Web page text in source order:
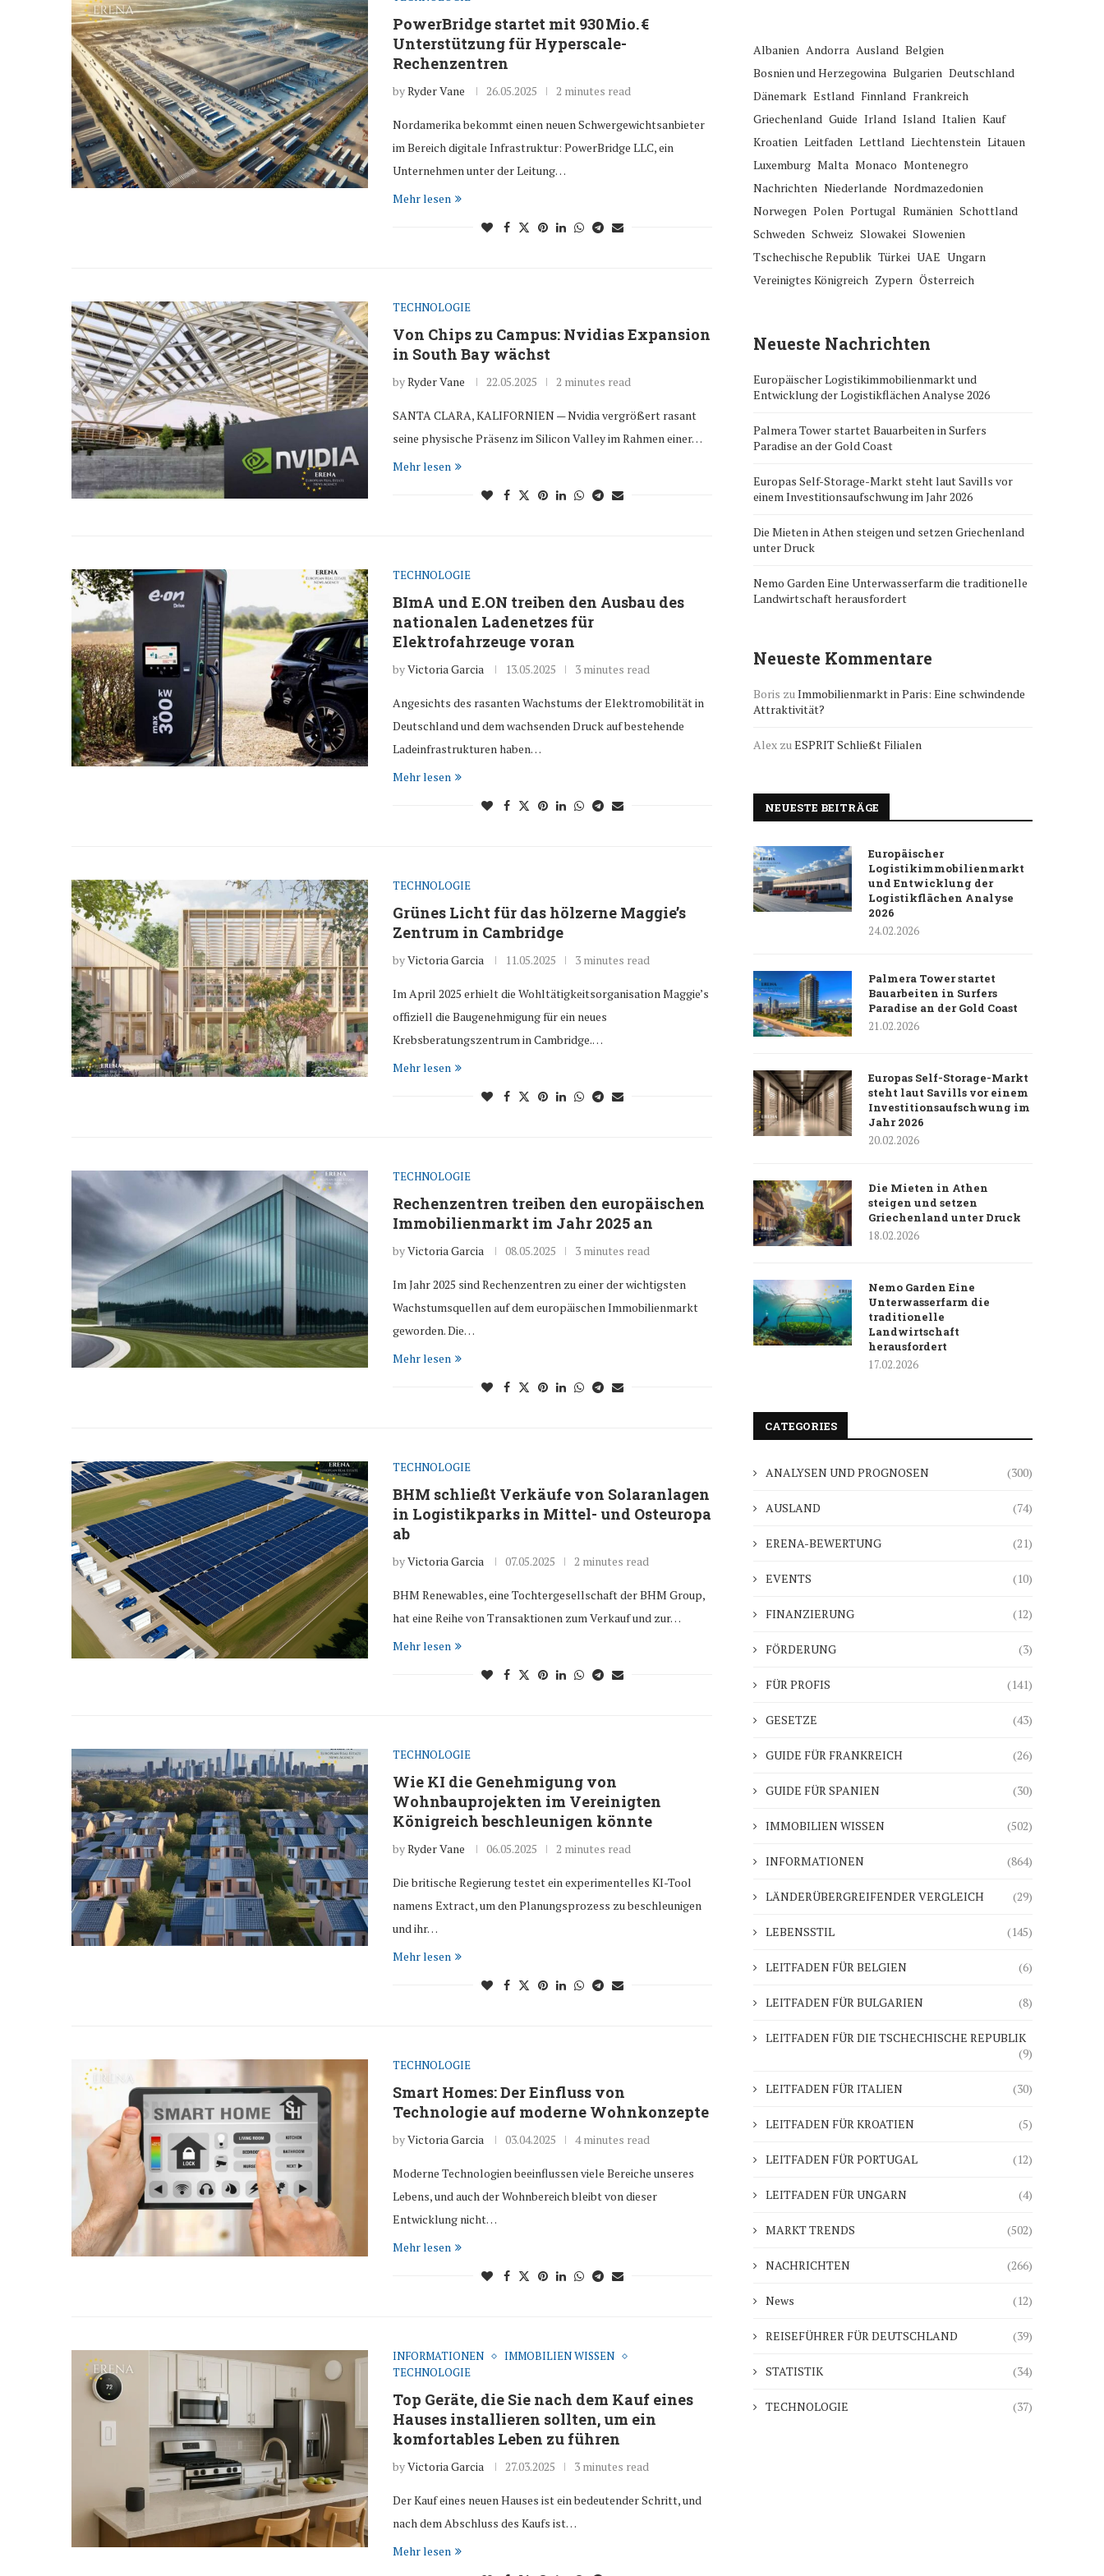
PowerBridge startet mit 930 Mio. €
Unterstützung für Hyperscale-
Rechenzentren
byRyder Vane 26.05.2025 2 minutes read
Nordamerika bekommt einen neuen Schwergewichtsanbieter
im Bereich digitale Infrastruktur: PowerBridge LLC, ein
Unternehmen unter der Leitung…
Mehr lesen
TECHNOLOGIE
Von Chips zu Campus: Nvidias Expansion
in South Bay wächst
byRyder Vane 22.05.2025 2 minutes read
SANTA CLARA, KALIFORNIEN — Nvidia vergrößert rasant
seine physische Präsenz im Silicon Valley im Rahmen einer…
Mehr lesen
TECHNOLOGIE
BImA und E.ON treiben den Ausbau des
nationalen Ladenetzes für
Elektrofahrzeuge voran
byVictoria Garcia 13.05.2025 3 minutes read
Angesichts des rasanten Wachstums der Elektromobilität in
Deutschland und dem wachsenden Druck auf bestehende
Ladeinfrastrukturen haben…
Mehr lesen
TECHNOLOGIE
Grünes Licht für das hölzerne Maggie’s
Zentrum in Cambridge
byVictoria Garcia 11.05.2025 3 minutes read
Im April 2025 erhielt die Wohltätigkeitsorganisation Maggie’s
offiziell die Baugenehmigung für ein neues
Krebsberatungszentrum in Cambridge.…
Mehr lesen
TECHNOLOGIE
Rechenzentren treiben den europäischen
Immobilienmarkt im Jahr 2025 an
byVictoria Garcia 08.05.2025 3 minutes read
Im Jahr 2025 sind Rechenzentren zu einer der wichtigsten
Wachstumsquellen auf dem europäischen Immobilienmarkt
geworden. Die…
Mehr lesen
TECHNOLOGIE
BHM schließt Verkäufe von Solaranlagen
in Logistikparks in Mittel- und Osteuropa
ab
byVictoria Garcia 07.05.2025 2 minutes read
BHM Renewables, eine Tochtergesellschaft der BHM Group,
hat eine Reihe von Transaktionen zum Verkauf und zur…
Mehr lesen
TECHNOLOGIE
Wie KI die Genehmigung von
Wohnbauprojekten im Vereinigten
Königreich beschleunigen könnte
byRyder Vane 06.05.2025 2 minutes read
Die britische Regierung testet ein experimentelles KI-Tool
namens Extract, um den Planungsprozess zu beschleunigen
und ihr…
Mehr lesen
TECHNOLOGIE
Smart Homes: Der Einfluss von
Technologie auf moderne Wohnkonzepte
byVictoria Garcia 03.04.2025 4 minutes read
Moderne Technologien beeinflussen viele Bereiche unseres
Lebens, und auch der Wohnbereich bleibt von dieser
Entwicklung nicht…
Mehr lesen
INFORMATIONEN
IMMOBILIEN WISSEN
TECHNOLOGIE
Top Geräte, die Sie nach dem Kauf eines
Hauses installieren sollten, um ein
komfortables Leben zu führen
byVictoria Garcia 27.03.2025 3 minutes read
Der Kauf eines neuen Hauses ist ein bedeutender Schritt, und
nach dem Abschluss des Kaufs ist…
Mehr lesen
Albanien Andorra Ausland Belgien
Bosnien und Herzegowina Bulgarien Deutschland
Dänemark Estland Finnland Frankreich
Griechenland Guide Irland Island Italien Kauf
Kroatien Leitfaden Lettland Liechtenstein Litauen
Luxemburg Malta Monaco Montenegro
Nachrichten Niederlande Nordmazedonien
Norwegen Polen Portugal Rumänien Schottland
Schweden Schweiz Slowakei Slowenien
Tschechische Republik Türkei UAE Ungarn
Vereinigtes Königreich Zypern Österreich
Neueste Nachrichten
Europäischer Logistikimmobilienmarkt und
Entwicklung der Logistikflächen Analyse 2026
Palmera Tower startet Bauarbeiten in Surfers
Paradise an der Gold Coast
Europas Self-Storage-Markt steht laut Savills vor
einem Investitionsaufschwung im Jahr 2026
Die Mieten in Athen steigen und setzen Griechenland
unter Druck
Nemo Garden Eine Unterwasserfarm die traditionelle
Landwirtschaft herausfordert
Neueste Kommentare
Boris zuImmobilienmarkt in Paris: Eine schwindende
Attraktivität?
Alex zuESPRIT Schließt Filialen
NEUESTE BEITRÄGE
Europäischer
Logistikimmobilienmarkt
und Entwicklung der
Logistikflächen Analyse
2026
24.02.2026
Palmera Tower startet
Bauarbeiten in Surfers
Paradise an der Gold Coast
21.02.2026
Europas Self-Storage-Markt
steht laut Savills vor einem
Investitionsaufschwung im
Jahr 2026
20.02.2026
Die Mieten in Athen
steigen und setzen
Griechenland unter Druck
18.02.2026
Nemo Garden Eine
Unterwasserfarm die
traditionelle
Landwirtschaft
herausfordert
17.02.2026
CATEGORIES
ANALYSEN UND PROGNOSEN (300)
AUSLAND (74)
ERENA-BEWERTUNG (21)
EVENTS (10)
FINANZIERUNG (12)
FÖRDERUNG (3)
FÜR PROFIS (141)
GESETZE (43)
GUIDE FÜR FRANKREICH (26)
GUIDE FÜR SPANIEN (30)
IMMOBILIEN WISSEN (502)
INFORMATIONEN (864)
LÄNDERÜBERGREIFENDER VERGLEICH (29)
LEBENSSTIL (145)
LEITFADEN FÜR BELGIEN (6)
LEITFADEN FÜR BULGARIEN (8)
LEITFADEN FÜR DIE TSCHECHISCHE REPUBLIK
(9)
LEITFADEN FÜR ITALIEN (30)
LEITFADEN FÜR KROATIEN (5)
LEITFADEN FÜR PORTUGAL (12)
LEITFADEN FÜR UNGARN (4)
MARKT TRENDS (502)
NACHRICHTEN (266)
News (12)
REISEFÜHRER FÜR DEUTSCHLAND (39)
STATISTIK (34)
TECHNOLOGIE (37)